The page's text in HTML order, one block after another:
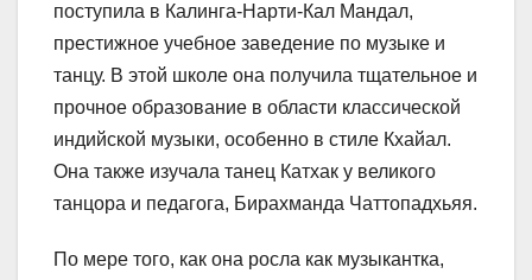
поступила в Калинга-Нарти-Кал Мандал,
престижное учебное заведение по музыке и
танцу. В этой школе она получила тщательное и
прочное образование в области классической
индийской музыки, особенно в стиле Кхайал.
Она также изучала танец Катхак у великого
танцора и педагога, Бирахманда Чаттопадхьяя.
По мере того, как она росла как музыкантка,